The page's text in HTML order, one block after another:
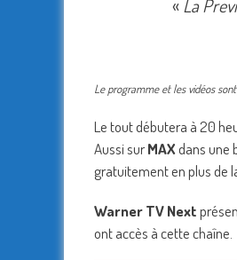
«La
Le programme et les vidéos
Le tout débutera à 20
Aussi surMAXdans une
gratuitement en plus de
Warner TV Next
ont accès à cette chaîne.